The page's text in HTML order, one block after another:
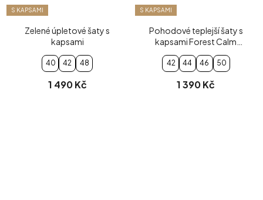
S KAPSAMI
Zelené úpletové šaty s
kapsami
40 42 48
1 490 Kč
S KAPSAMI
Pohodové teplejší šaty s
kapsami Forest Calm
42 44 46 50
1 390 Kč